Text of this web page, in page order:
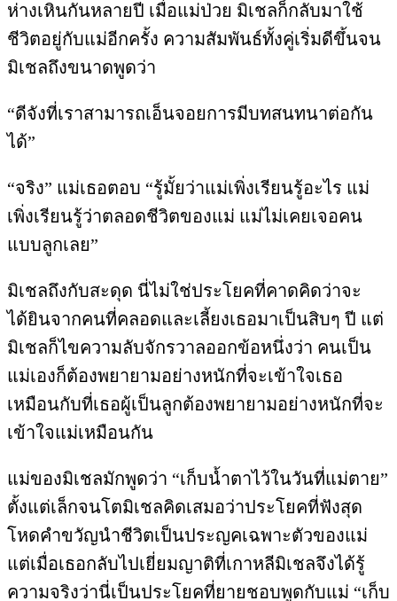
ห่างเหินกันหลายปี เมื่อแม่ป่วย มิเชลก็กลับมาใช้
ชีวิตอยู่กับแม่อีกครั้ง ความสัมพันธ์ทั้งคู่เริ่มดีขึ้นจน
มิเชลถึงขนาดพูดว่า
“ดีจังที่เราสามารถเอ็นจอยการมีบทสนทนาต่อกัน
ได้”
“จริง” แม่เธอตอบ “รู้มั้ยว่าแม่เพิ่งเรียนรู้อะไร แม่
เพิ่งเรียนรู้ว่าตลอดชีวิตของแม่ แม่ไม่เคยเจอคน
แบบลูกเลย”
มิเชลถึงกับสะดุด นี่ไม่ใช่ประโยคที่คาดคิดว่าจะ
ได้ยินจากคนที่คลอดและเลี้ยงเธอมาเป็นสิบๆ ปี แต่
มิเชลก็ไขความลับจักรวาลออกข้อหนึ่งว่า คนเป็น
แม่เองก็ต้องพยายามอย่างหนักที่จะเข้าใจเธอ
เหมือนกับที่เธอผู้เป็นลูกต้องพยายามอย่างหนักที่จะ
เข้าใจแม่เหมือนกัน
แม่ของมิเชลมักพูดว่า “เก็บน้ำตาไว้ในวันที่แม่ตาย”
ตั้งแต่เล็กจนโตมิเชลคิดเสมอว่าประโยคที่ฟังสุด
โหดคำขวัญนำชีวิตเป็นประญคเฉพาะตัวของแม่
แต่เมื่อเธอกลับไปเยี่ยมญาติที่เกาหลีมิเชลจึงได้รู้
ความจริงว่านี่เป็นประโยคที่ยายชอบพูดกับแม่ “เก็บ